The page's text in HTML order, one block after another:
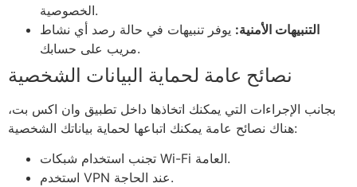
الخصوصية.
التنبيهات الأمنية: يوفر تنبيهات في حالة رصد أي نشاط
مريب على حسابك.
نصائح عامة لحماية البيانات الشخصية
بجانب الإجراءات التي يمكنك اتخاذها داخل تطبيق وان اكس بت،
هناك نصائح عامة يمكنك اتباعها لحماية بياناتك الشخصية:
تجنب استخدام شبكات Wi-Fi العامة.
استخدم VPN عند الحاجة.